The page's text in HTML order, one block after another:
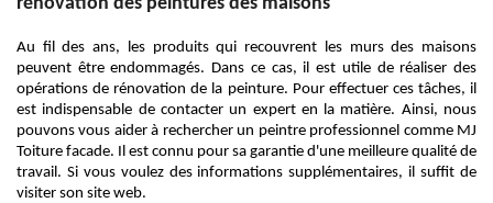
Au fil des ans, les produits qui recouvrent les murs des maisons
peuvent être endommagés. Dans ce cas, il est utile de réaliser des
opérations de rénovation de la peinture. Pour effectuer ces tâches, il
est indispensable de contacter un expert en la matière. Ainsi, nous
pouvons vous aider à rechercher un peintre professionnel comme MJ
Toiture facade. Il est connu pour sa garantie d'une meilleure qualité de
travail. Si vous voulez des informations supplémentaires, il suffit de
visiter son site web.